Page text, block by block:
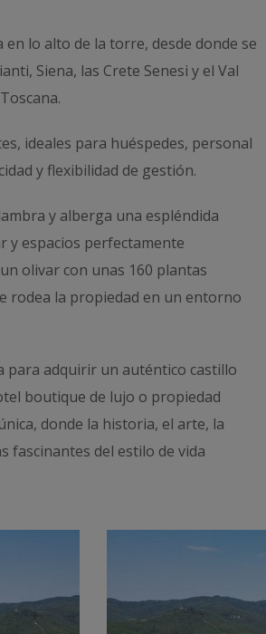
lo alto de la torre, desde donde se
Siena, las Crete Senesi y el Val
ideales para huéspedes, personal
y flexibilidad de gestión.
y alberga una espléndida
y espacios perfectamente
olivar con unas 160 plantas
rodea la propiedad en un entorno
para adquirir un auténtico castillo
boutique de lujo o propiedad
donde la historia, el arte, la
fascinantes del estilo de vida